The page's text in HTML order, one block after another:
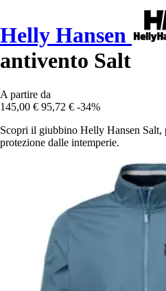
Helly Hansen
antivento Salt
A partire da
145,00 € 95,72 € -34%
Scopri il giubbino Helly Hansen Salt,
protezione dalle intemperie.